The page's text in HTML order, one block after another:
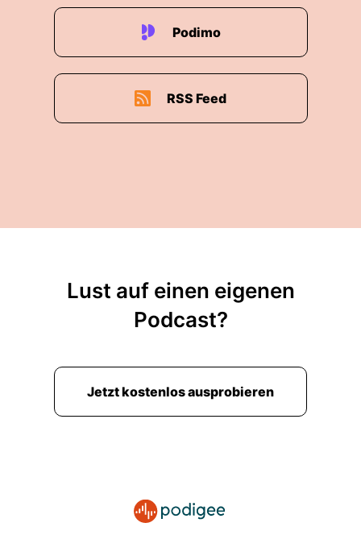
Podimo
RSS Feed
Lust auf einen eigenen
Podcast?
Jetzt kostenlos ausprobieren